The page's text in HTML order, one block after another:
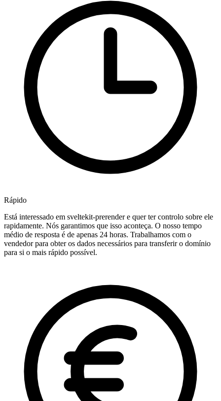
Rápido
Está interessado em sveltekit-prerender e quer ter controlo sobre ele
rapidamente. Nós garantimos que isso aconteça. O nosso tempo
médio de resposta é de apenas 24 horas. Trabalhamos com o
vendedor para obter os dados necessários para transferir o domínio
para si o mais rápido possível.